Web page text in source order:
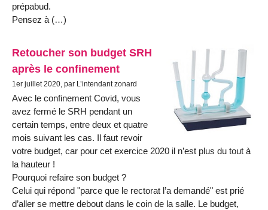
prépabud.
Pensez à (…)
Retoucher son budget SRH
après le confinement
1er juillet 2020, par L’intendant zonard
Avec le confinement Covid, vous
avez fermé le SRH pendant un
certain temps, entre deux et quatre
mois suivant les cas. Il faut revoir
votre budget, car pour cet exercice 2020 il n’est plus du tout à
la hauteur !
Pourquoi refaire son budget ?
Celui qui répond "parce que le rectorat l’a demandé" est prié
d’aller se mettre debout dans le coin de la salle. Le budget,